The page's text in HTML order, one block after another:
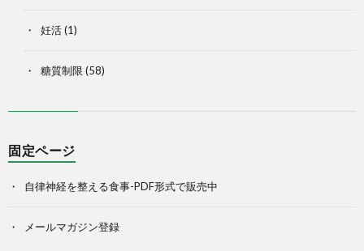
妊活(1)
糖質制限 (58)
固定ページ
自律神経を整える食事-PDF形式で販売中
メールマガジン登録